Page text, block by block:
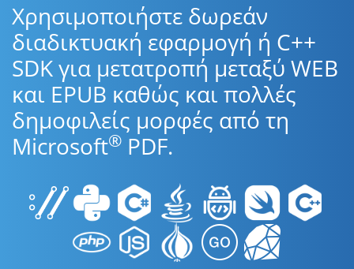
Χρησιμοποιήστε δωρεάν
διαδικτυακή εφαρμογή ή C++
SDK για μετατροπή μεταξύ WEB
και EPUB καθώς και πολλές
δημοφιλείς μορφές από τη
Microsoft® PDF.